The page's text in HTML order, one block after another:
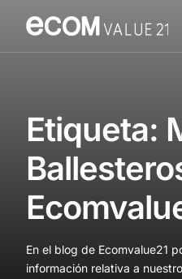
Etiqueta:
En el blog de Ecomvalue21
información relativa a
Valor añadido
Contacta